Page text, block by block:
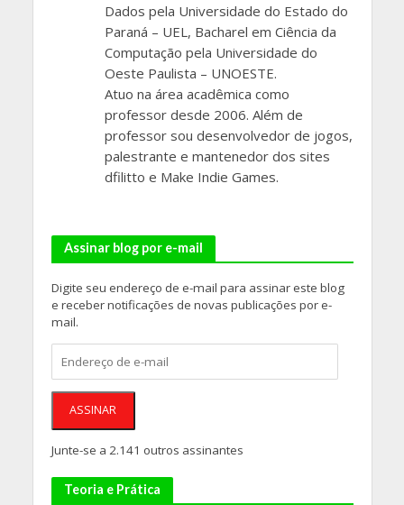
Dados pela Universidade do Estado do
Paraná – UEL, Bacharel em Ciência da
Computação pela Universidade do
Oeste Paulista – UNOESTE.
Atuo na área acadêmica como
professor desde 2006. Além de
professor sou desenvolvedor de jogos,
palestrante e mantenedor dos sites
dfilitto e Make Indie Games.
Assinar blog por e-mail
Digite seu endereço de e-mail para assinar este blog
e receber notificações de novas publicações por e-
mail.
de
e-
mail
ASSINAR
Junte-se a 2.141 outros assinantes
Teoria e Prática